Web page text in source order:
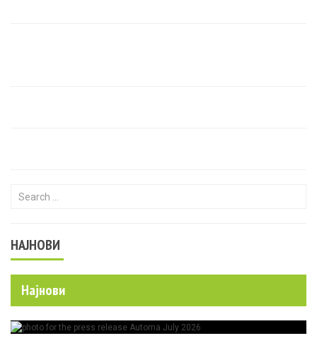
Search for:
НАЈНОВИ
Најнови